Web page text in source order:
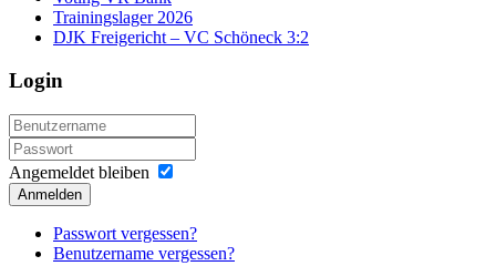
Trainingslager 2026
DJK Freigericht – VC Schöneck 3:2
Login
Angemeldet bleiben
Anmelden
Passwort vergessen?
Benutzername vergessen?